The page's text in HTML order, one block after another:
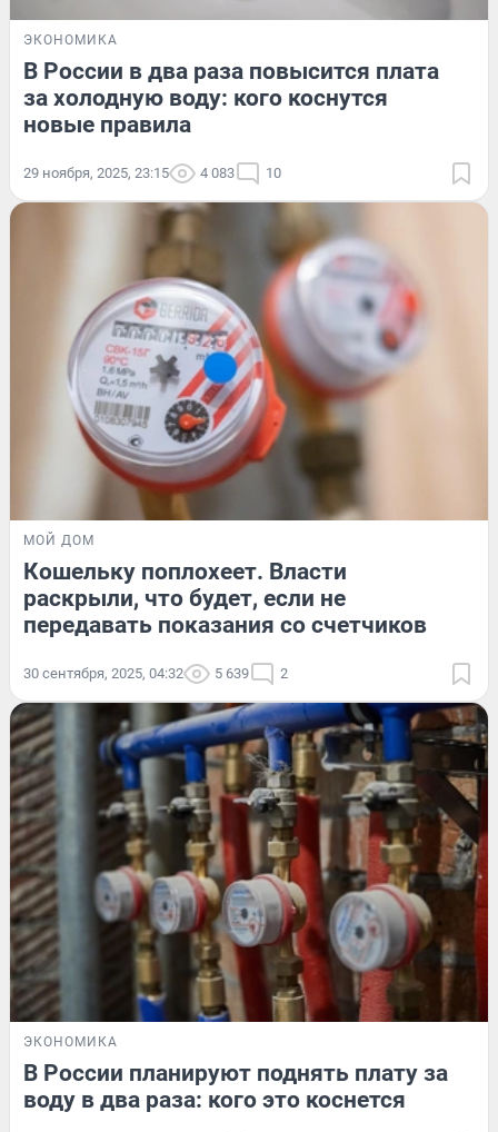
ЭКОНОМИКА
В России в два раза повысится плата
за холодную воду: кого коснутся
новые правила
29 ноября, 2025, 23:15 4 083 10
МОЙ ДОМ
Кошельку поплохеет. Власти
раскрыли, что будет, если не
передавать показания со счетчиков
30 сентября, 2025, 04:32 5 639 2
ЭКОНОМИКА
В России планируют поднять плату за
воду в два раза: кого это коснется